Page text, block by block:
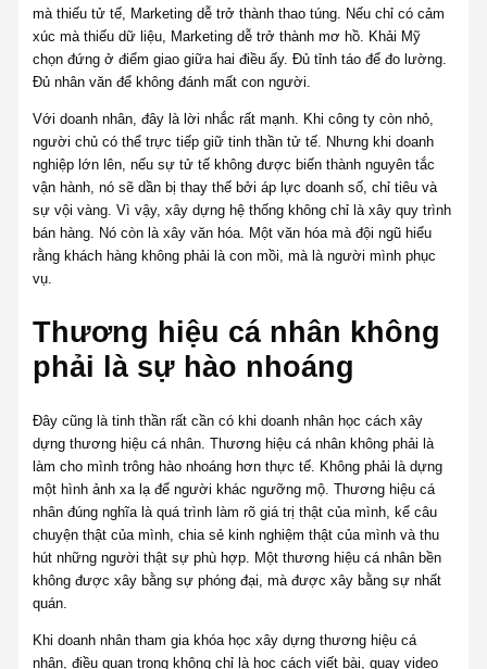
mà thiếu tử tế, Marketing dễ trở thành thao túng. Nếu chỉ có cảm
xúc mà thiếu dữ liệu, Marketing dễ trở thành mơ hồ. Khải Mỹ
chọn đứng ở điểm giao giữa hai điều ấy. Đủ tỉnh táo để đo lường.
Đủ nhân văn để không đánh mất con người.
Với doanh nhân, đây là lời nhắc rất mạnh. Khi công ty còn nhỏ,
người chủ có thể trực tiếp giữ tinh thần tử tế. Nhưng khi doanh
nghiệp lớn lên, nếu sự tử tế không được biến thành nguyên tắc
vận hành, nó sẽ dần bị thay thế bởi áp lực doanh số, chỉ tiêu và
sự vội vàng. Vì vậy, xây dựng hệ thống không chỉ là xây quy trình
bán hàng. Nó còn là xây văn hóa. Một văn hóa mà đội ngũ hiểu
rằng khách hàng không phải là con mồi, mà là người mình phục
vụ.
Thương hiệu cá nhân không
phải là sự hào nhoáng
Đây cũng là tinh thần rất cần có khi doanh nhân học cách xây
dựng thương hiệu cá nhân. Thương hiệu cá nhân không phải là
làm cho mình trông hào nhoáng hơn thực tế. Không phải là dựng
một hình ảnh xa lạ để người khác ngưỡng mộ. Thương hiệu cá
nhân đúng nghĩa là quá trình làm rõ giá trị thật của mình, kể câu
chuyện thật của mình, chia sẻ kinh nghiệm thật của mình và thu
hút những người thật sự phù hợp. Một thương hiệu cá nhân bền
không được xây bằng sự phóng đại, mà được xây bằng sự nhất
quán.
Khi doanh nhân tham gia khóa học xây dựng thương hiệu cá
nhân, điều quan trọng không chỉ là học cách viết bài, quay video